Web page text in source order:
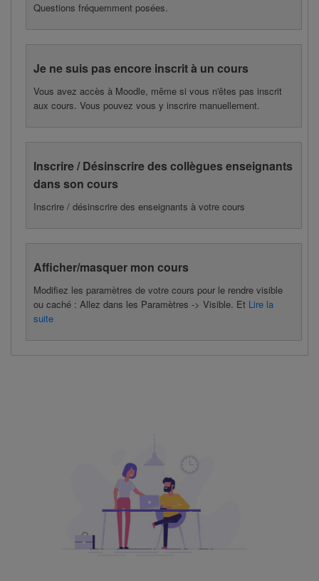
Questions fréquemment posées.
Je ne suis pas encore inscrit à un cours
Vous avez accès à Moodle, même si vous n'êtes pas inscrit
aux cours. Vous pouvez vous y inscrire manuellement.
Inscrire / Désinscrire des collègues enseignants
dans son cours
Inscrire / désinscrire des enseignants à votre cours
Afficher/masquer mon cours
Modifiez les paramètres de votre cours pour le rendre visible
ou caché : Allez dans les Paramètres -> Visible. Et Lire la
suite